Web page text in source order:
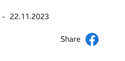
- 22.11.2023